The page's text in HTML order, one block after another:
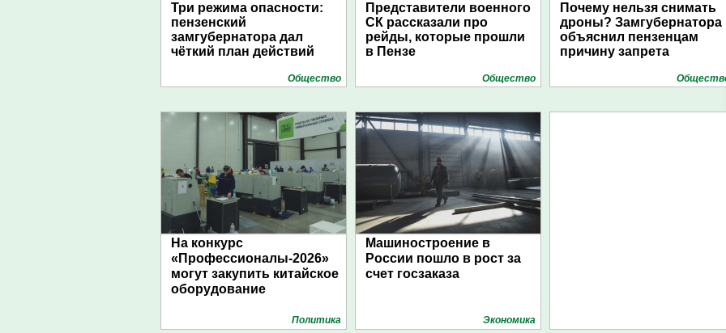
Три режима опасности:
пензенский
замгубернатора дал
чёткий план действий
Общество
Представители военного
СК рассказали про
рейды, которые прошли
в Пензе
Общество
Почему нельзя снимать
дроны? Замгубернатора
объяснил пензенцам
причину запрета
На конкурс
«Профессионалы-2026»
могут закупить китайское
оборудование
Политика
Машиностроение в
России пошло в рост за
счет госзаказа
Экономика